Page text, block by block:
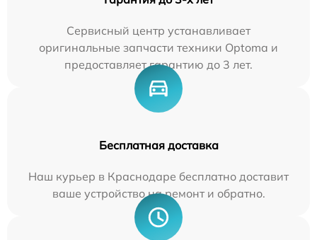
Сервисный центр устанавливает
оригинальные запчасти техники Optoma и
предоставляет гарантию до 3 лет.
Бесплатная доставка
Наш курьер в Краснодаре бесплатно доставит
ваше устройство на ремонт и обратно.